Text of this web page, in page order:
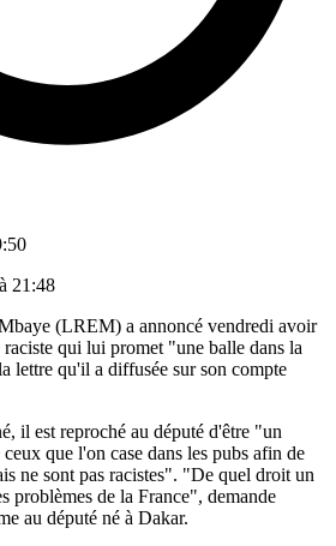
21:48
(LREM) a annoncé vendredi avoir
raciste qui lui promet "une balle dans la
lettre qu'il a diffusée sur son compte
il est reproché au député d'être "un
que l'on case dans les pubs afin de
ne sont pas racistes". "De quel droit un
problèmes de la France", demande
au député né à Dakar.